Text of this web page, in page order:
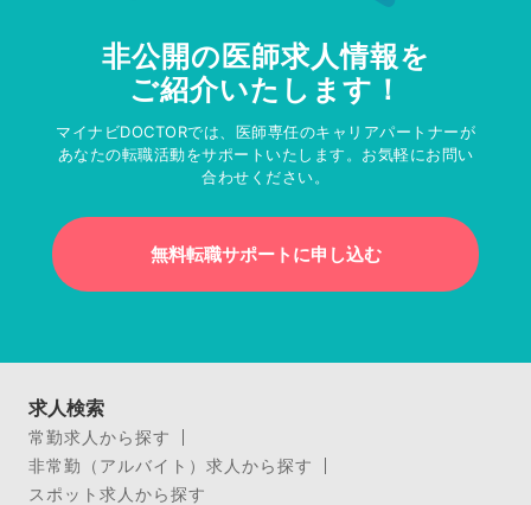
非公開の医師求人情報を
ご紹介いたします！
マイナビDOCTORでは、医師専任のキャリアパートナーが
あなたの転職活動をサポートいたします。お気軽にお問い
合わせください。
無料転職サポートに申し込む
求人検索
常勤求人から探す
非常勤（アルバイト）求人から探す
スポット求人から探す